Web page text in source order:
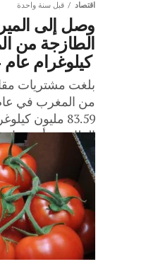
اقتصاد قبل سنة واحدة
وصل إلى
كيلوغرام عام 2024
بلغت مشتريات
83.59 مليون
الطازجة، أي